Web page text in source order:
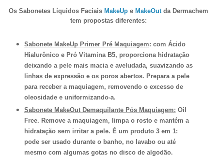
Os Sabonetes Líquidos Faciais MakeUp e MakeOut da Dermachem
tem propostas diferentes:
Sabonete MakeUp Primer Pré Maquiagem: com Ácido
Hialurônico e Pró Vitamina B5, proporciona hidratação
deixando a pele mais macia e aveludada, suavizando as
linhas de expressão e os poros abertos. Prepara a pele
para receber a maquiagem, removendo o excesso de
oleosidade e uniformizando-a.
Sabonete MakeOut Demaquilante Pós Maquiagem: Oil
Free. Remove a maquiagem, limpa o rosto e mantém a
hidratação sem irritar a pele. É um produto 3 em 1:
pode ser usado durante o banho, no lavabo ou até
mesmo com algumas gotas no disco de algodão.